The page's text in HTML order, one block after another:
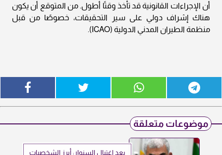
أن الإجراءات القانونية قد تأخذ وقتًا أطول. من المتوقع أن يكون
هناك إشراف دولي على سير التحقيقات، خصوصًا من قبل
منظمة الطيران المدني الدولية (ICAO).
موضوعات متعلقة
بعد اغتيال السنوار: أبرز الشخصيات